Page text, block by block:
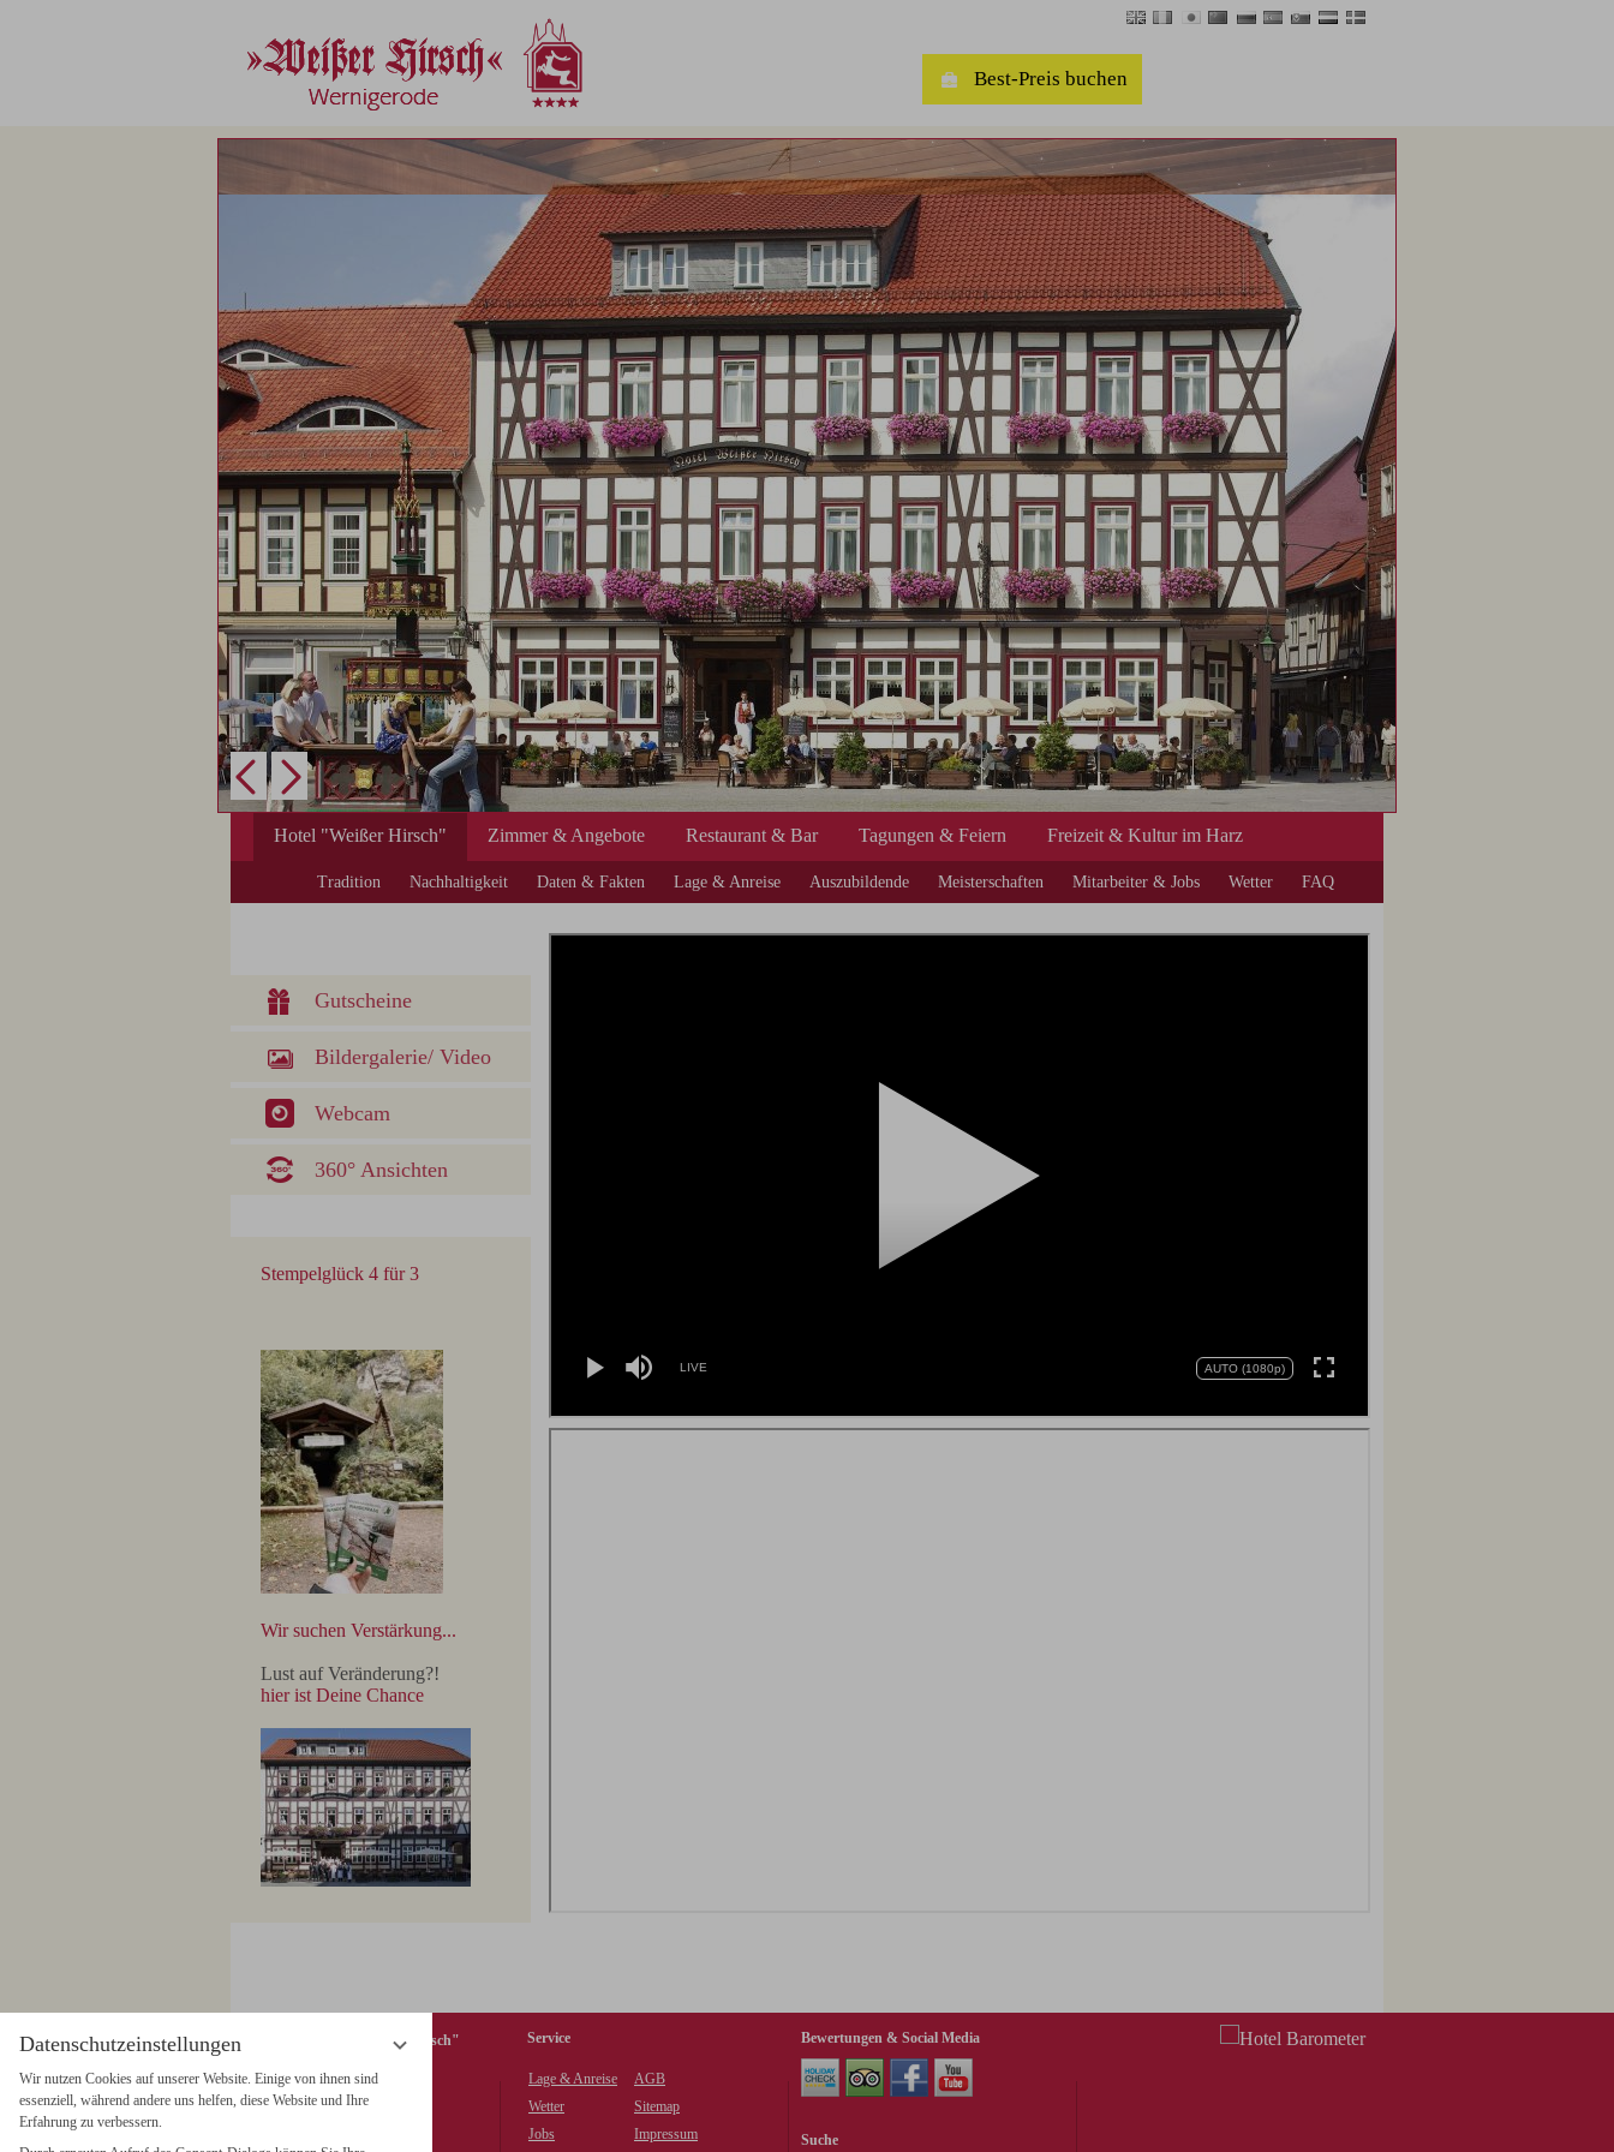
Datenschutzeinstellungen
Wir nutzen Cookies auf unserer Website. Einige von ihnen sind
essenziell, während andere uns helfen, diese Website und Ihre
Erfahrung zu verbessern.
Best-Preis buchen
Hotel "Weißer Hirsch" Zimmer & Angebote Restaurant & Bar Tagungen & Feiern Freizeit & Kultur im Harz
Tradition Nachhaltigkeit Daten & Fakten Lage & Anreise Auszubildende Meisterschaften Mitarbeiter & Jobs Wetter FAQ
Gutscheine
Bildergalerie/ Video
Webcam
360° Ansichten
Stempelglück 4 für 3
Wir suchen Verstärkung...
Lust auf Veränderung?!
hier ist Deine Chance
Hotel & Restaurant "Weißer Hirsch"
Wieland GmbH & Co. KG
Marktplatz 5, 38855 Wernigerode
Service
Lage & Anreise
Wetter
Jobs
AGB
Sitemap
Impressum
Bewertungen & Social Media
Suche